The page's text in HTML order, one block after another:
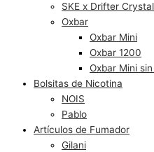
SKE x Drifter Crystal
Oxbar
Oxbar Mini
Oxbar 1200
Oxbar Mini
Bolsitas de Nicotina
NOIS
Pablo
Artículos de Fumador
Gilani